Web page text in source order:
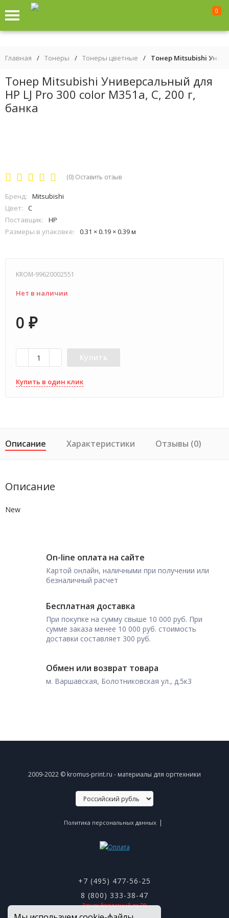
0
Главная / Тонеры / Тонеры цветные / Тонер Mitsubishi
Тонер Mitsubishi Универсальный для
HP LJ Pro 300 color M351a, С, 200 г,
банка
(0) Оставить отзыв
Бренд:
Mitsubishi
Цвет:
C
Поставщик:
HP
Размеры в упаковке:
0.31 × 0.19 × 0.39 м
KROM-99620002551
Нет в наличии
0 ₽
Купить
Купить в один клик
Описание Характеристики Отзывы (0)
Описание
New
On-line оплата на сайте
Картой онлайн, наличными при получении или
безналичный расчет
Бесплатная доставка
При покупке на сумму свыше 10 000 руб. При
сумме заказа менее 10 000 руб. стоимость
доставки составляет 300 руб.
Обмен или возврат товара
м. Варшавская, Болотниковская ул., д.5к3
2009-2022 © kromus-print.ru - материалы для оргтехники
Политика персональных данных |
+7 (495) 477-56-25
8 (800) 333-38-47
Звонок бесплатный по РФ